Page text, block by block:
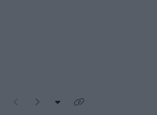
Poprzednie
Następne
Rozwiń listę kategorii
Kliknij aby zobaczyć